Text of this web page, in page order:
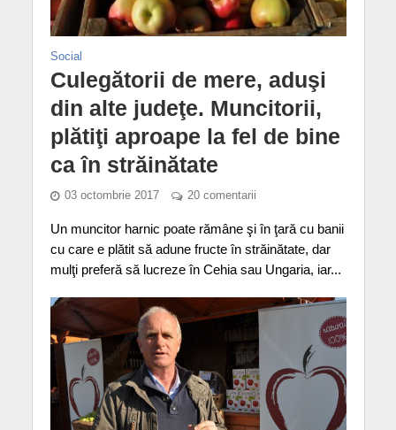
Social
Culegătorii de mere, aduşi
din alte judeţe. Muncitorii,
plătiţi aproape la fel de bine
ca în străinătate
03 octombrie 2017 20 comentarii
Un muncitor harnic poate rămâne şi în ţară cu banii
cu care e plătit să adune fructe în străinătate, dar
mulţi preferă să lucreze în Cehia sau Ungaria, iar...